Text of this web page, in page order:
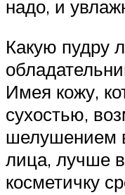
надо, и
Какую пудру
Имея кожу,
сухостью,
шелушением
лица, лучше
косметичку